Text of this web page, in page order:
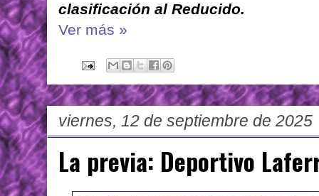
clasificación al Reducido.
Ver más »
viernes, 12 de septiembre de 2025
La previa: Deportivo